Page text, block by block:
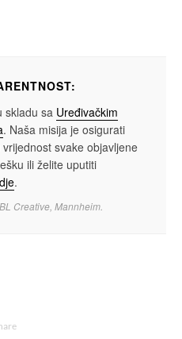
skladu sa Uređivačkim
. Naša misija je osigurati
svake objavljene
ili želite uputiti
.
Creative, Mannheim.